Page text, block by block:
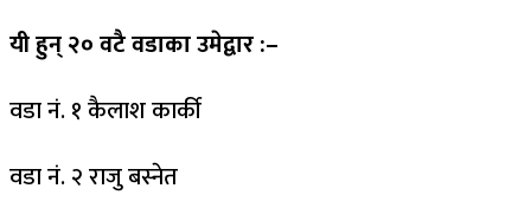
यी हुन् २० वटै वडाका उमेद्वार :–
वडा नं. १ कैलाश कार्की
वडा नं. २ राजु बस्नेत